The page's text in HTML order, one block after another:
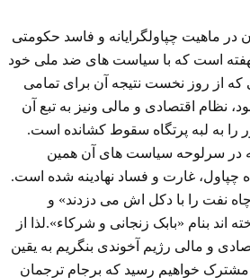
در ماهیت چپاولگرایانه و فاسد حکومتی
نهفته است که با سیاست های ضد ملی خود
که از روز نخست نتیجه آن برای تمامی
نظام اقتصادی و مالی ونیز به تبع آن
را به لبه پرتگاه سقوط کشانده است.
سرلوحه سیاست های آن همین
چپاول، غارت و فساد نهادینه شده است.
نفت را با دکل اش می دزدند» و
اند بنام «بابک زنجانی و شرکاء».لذا از
و مالی رژیم آخوندی بنگریم به یقین
خواهیم رسید که برجام ترجمان